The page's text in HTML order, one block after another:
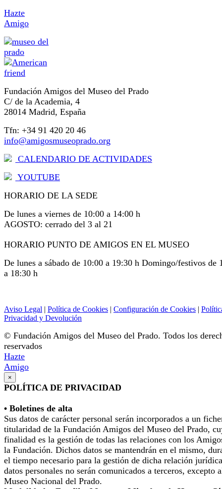
Hazte
Amigo
Fundación Amigos del Museo del Prado
C/ de la Academia, 4
28014 Madrid, España
Tfn: +34 91 420 20 46
info@amigosmuseoprado.org
CALENDARIO DE ACTIVIDADES
YOUTUBE
HORARIO DE LA SEDE
De lunes a viernes de 10:00 a 14:00 h
AGOSTO: cerrado del 3 al 21
HORARIO PUNTO DE AMIGOS EN EL MUSEO
De lunes a sábado de 10:00 a 19:30 h Domingo/festivos de
a 18:30 h
Aviso Legal | Política de Cookies | Configuración de Cookies |
Privacidad y Devolución
© Fundación Amigos del Museo del Prado. Todos los
reservados
Hazte
Amigo
×
POLÍTICA DE PRIVACIDAD
• Boletines de alta
Sus datos de carácter personal serán incorporados a un
titularidad de la Fundación Amigos del Museo del Prado,
finalidad es la gestión de todas las relaciones con los
la Fundación. Dichos datos se mantendrán en el mismo,
el tiempo necesario para la gestión de dicha relación
datos personales no serán comunicados a terceros, excepto
Museo Nacional del Prado.